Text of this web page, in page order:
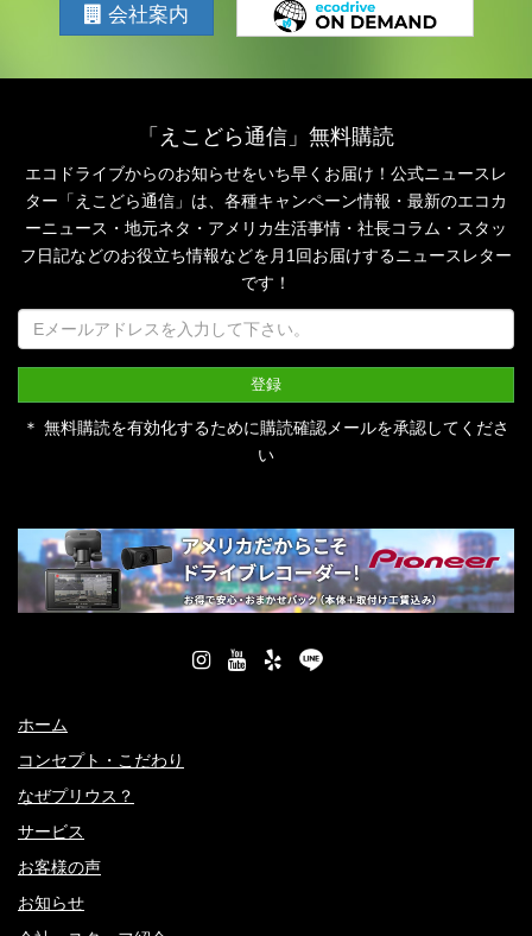
会社案内
「えこどら通信」無料購読
エコドライブからのお知らせをいち早くお届け！公式ニュースレ
ター「えこどら通信」は、 各種キャンペーン情報・最新のエコカ
ーニュース・地元ネタ・アメリカ生活事情・社長コラム・ スタッ
フ日記などのお役立ち情報などを月1回お届けするニュースレター
です！
＊ 無料購読を有効化するために購読確認メールを承認してくださ
い
ホーム
コンセプト・こだわり
なぜプリウス？
サービス
お客様の声
お知らせ